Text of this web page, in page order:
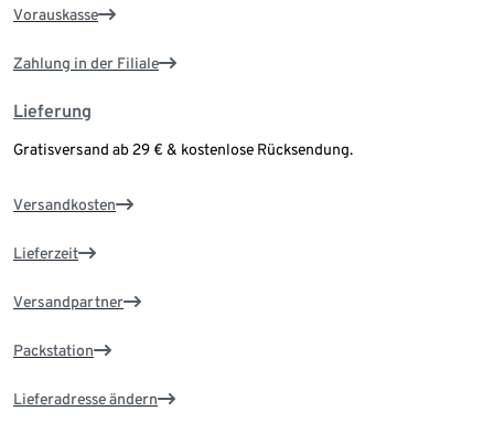
Vorauskasse
Zahlung in der Filiale
Lieferung
Gratisversand ab 29 € & kostenlose Rücksendung.
Versandkosten
Lieferzeit
Versandpartner
Packstation
Lieferadresse ändern